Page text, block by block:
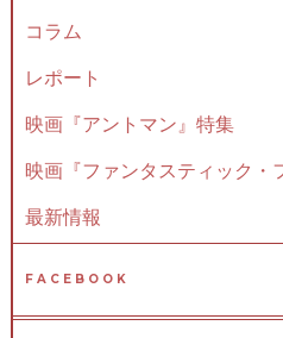
コラム
レポート
映画『アントマン』特集
映画『ファンタスティック・
最新情報
FACEBOOK